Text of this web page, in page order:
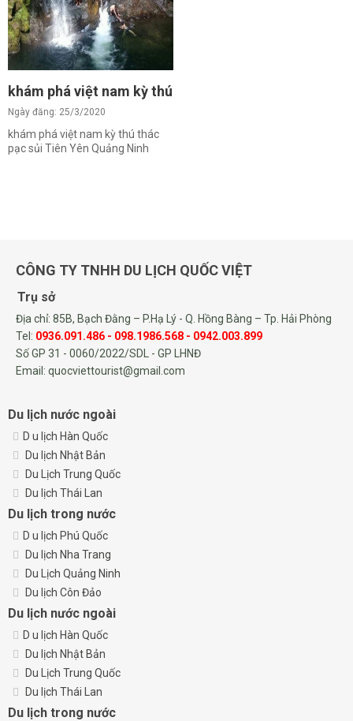
khám phá việt nam kỳ thú thác pạc sủi Tiên Yên
Ngày đăng: 25/3/2020
khám phá việt nam kỳ thú thác
pạc sủi Tiên Yên Quảng Ninh
CÔNG TY TNHH DU LỊCH QUỐC VIỆT
Trụ sở
Địa chỉ: 85B, Bạch Đằng – P.Hạ Lý - Q. Hồng Bàng – Tp. Hải Phòng
Tel: 0936.091.486 - 098.1986.568 - 0942.003.899
Số GP 31 - 0060/2022/SDL - GP LHNĐ
Email: quocviettourist@gmail.com
Du lịch nước ngoài
D u lịch Hàn Quốc
Du lịch Nhật Bản
Du Lịch Trung Quốc
Du lịch Thái Lan
Du lịch trong nước
D u lịch Phú Quốc
Du lịch Nha Trang
Du Lịch Quảng Ninh
Du lịch Côn Đảo
Du lịch nước ngoài
D u lịch Hàn Quốc
Du lịch Nhật Bản
Du Lịch Trung Quốc
Du lịch Thái Lan
Du lịch trong nước